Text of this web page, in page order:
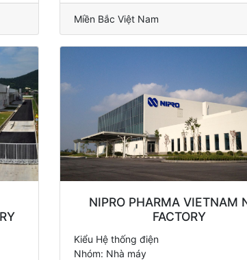
Miền Bắc Việt Nam
NIPRO PHARMA VIETNAM
FACTORY
Kiểu Hệ thống điện
Nhóm: Nhà máy